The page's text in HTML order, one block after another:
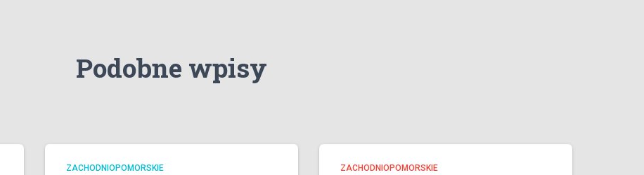
Podobne wpisy
ZACHODNIOPOMORSKIE ZACHODNIOPOMORSKIE